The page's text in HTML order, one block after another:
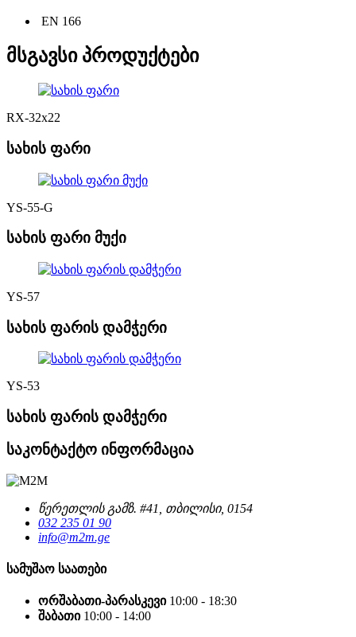
EN 166
მსგავსი პროდუქტები
RX-32x22
სახის ფარი
YS-55-G
სახის ფარი მუქი
YS-57
სახის ფარის დამჭერი
YS-53
სახის ფარის დამჭერი
საკონტაქტო ინფორმაცია
წერეთლის გამზ. #41, თბილისი, 0154
032 235 01 90
info@m2m.ge
სამუშაო საათები
ორშაბათი-პარასკევი 10:00 - 18:30
შაბათი 10:00 - 14:00